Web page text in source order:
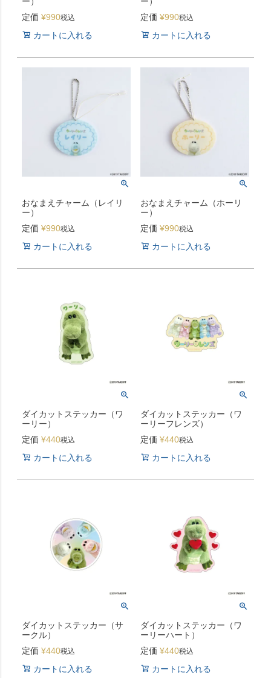
定価 ¥990税込
カートに入れる
定価 ¥990税込
カートに入れる
おなまえチャーム（レイリ
ー）
定価 ¥990税込
カートに入れる
おなまえチャーム（ホーリ
ー）
定価 ¥990税込
カートに入れる
ダイカットステッカー（ワ
ーリー）
定価 ¥440税込
カートに入れる
ダイカットステッカー（ワ
ーリーフレンズ）
定価 ¥440税込
カートに入れる
ダイカットステッカー（サ
ークル）
定価 ¥440税込
カートに入れる
ダイカットステッカー（ワ
ーリーハート）
定価 ¥440税込
カートに入れる